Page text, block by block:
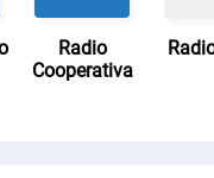
Radio
Cooperativa